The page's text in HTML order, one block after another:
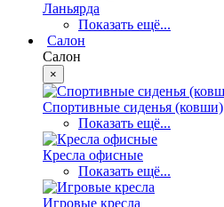
Ланьярда
Показать ещё...
Салон
Салон
×
Спортивные сиденья (ковши)
Показать ещё...
Кресла офисные
Показать ещё...
Игровые кресла